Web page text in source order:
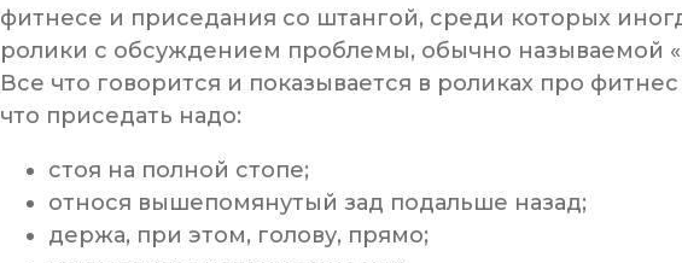
фитнесе и приседания со штангой, среди которых
ролики с обсуждением проблемы, обычно называемой
Все что говорится и показывается в роликах про
что приседать надо:
стоя на полной стопе;
относя вышепомянутый зад подальше назад;
держа, при этом, голову, прямо;